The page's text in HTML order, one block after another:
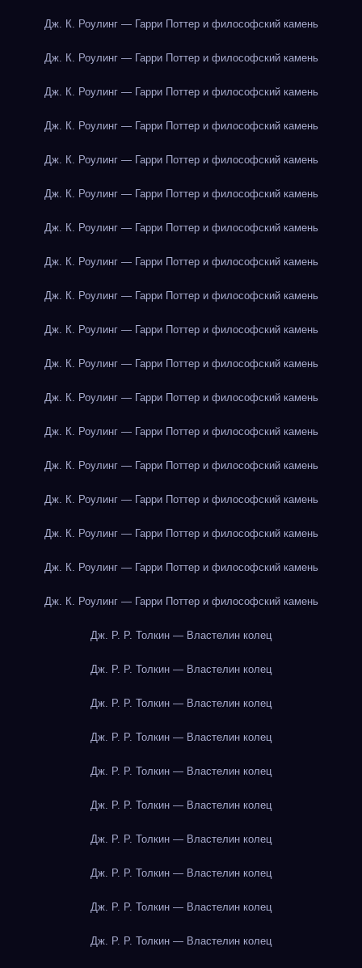
Дж. К. Роулинг — Гарри Поттер и философский камень
Дж. К. Роулинг — Гарри Поттер и философский камень
Дж. К. Роулинг — Гарри Поттер и философский камень
Дж. К. Роулинг — Гарри Поттер и философский камень
Дж. К. Роулинг — Гарри Поттер и философский камень
Дж. К. Роулинг — Гарри Поттер и философский камень
Дж. К. Роулинг — Гарри Поттер и философский камень
Дж. К. Роулинг — Гарри Поттер и философский камень
Дж. К. Роулинг — Гарри Поттер и философский камень
Дж. К. Роулинг — Гарри Поттер и философский камень
Дж. К. Роулинг — Гарри Поттер и философский камень
Дж. К. Роулинг — Гарри Поттер и философский камень
Дж. К. Роулинг — Гарри Поттер и философский камень
Дж. К. Роулинг — Гарри Поттер и философский камень
Дж. К. Роулинг — Гарри Поттер и философский камень
Дж. К. Роулинг — Гарри Поттер и философский камень
Дж. К. Роулинг — Гарри Поттер и философский камень
Дж. К. Роулинг — Гарри Поттер и философский камень
Дж. Р. Р. Толкин — Властелин колец
Дж. Р. Р. Толкин — Властелин колец
Дж. Р. Р. Толкин — Властелин колец
Дж. Р. Р. Толкин — Властелин колец
Дж. Р. Р. Толкин — Властелин колец
Дж. Р. Р. Толкин — Властелин колец
Дж. Р. Р. Толкин — Властелин колец
Дж. Р. Р. Толкин — Властелин колец
Дж. Р. Р. Толкин — Властелин колец
Дж. Р. Р. Толкин — Властелин колец